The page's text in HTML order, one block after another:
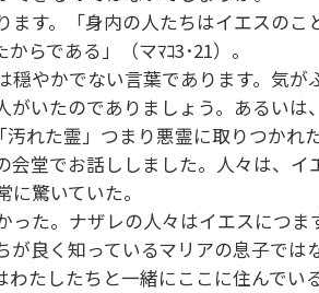
す。「身内の人たちはイエスの
らである」（マﾏｺ3･21）。
穏やかでない言葉であります。気
がいたのでありましょう。あるい
汚れた霊」つまり悪霊に取りつか
堂でお話ししました。人々は、イ
に驚いていた。
た。ナザレの人々はイエスにつ
良く知っているマリアの息子では
たしたちと一緒にここに住んでい